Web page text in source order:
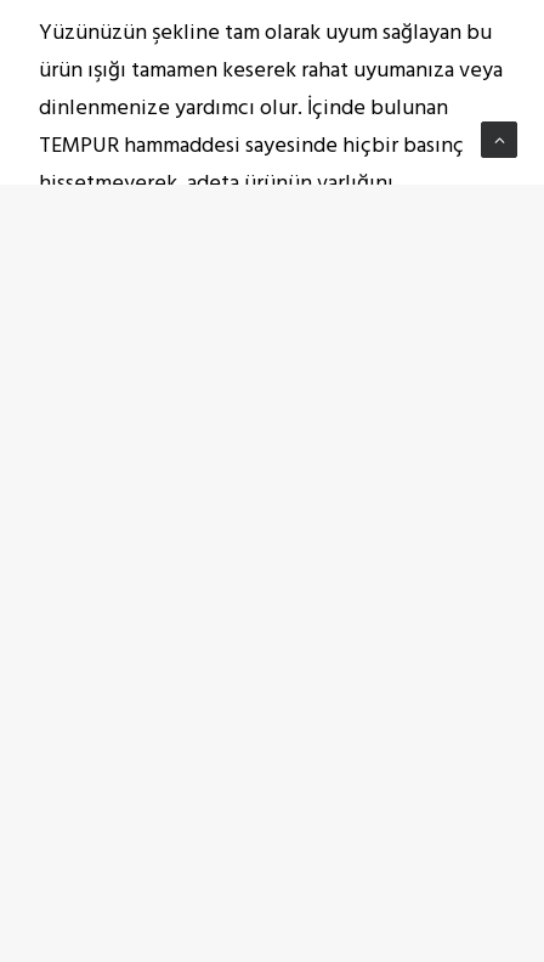
Yüzünüzün şekline tam olarak uyum sağlayan bu
ürün ışığı tamamen keserek rahat uyumanıza veya
dinlenmenize yardımcı olur. İçinde bulunan
TEMPUR hammaddesi sayesinde hiçbir basınç
hissetmeyerek, adeta ürünün varlığını